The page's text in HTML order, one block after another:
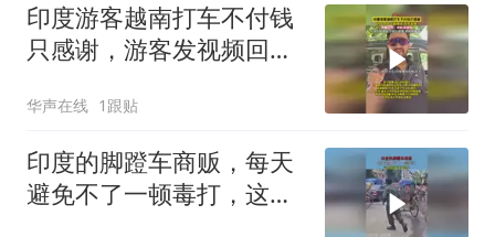
印度游客越南打车不付钱
只感谢，游客发视频回
华声在线 1跟贴
印度的脚蹬车商贩，每天
避免不了一顿毒打，这场